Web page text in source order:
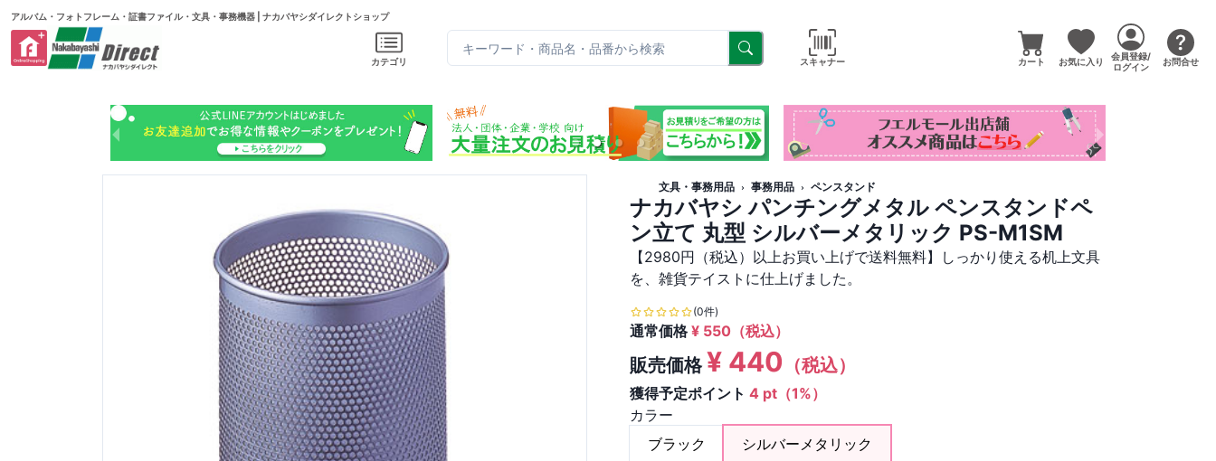
アルバム・フォトフレーム・証書ファイル・文具・事務機器 | ナカバヤシダイレクトショップ
カテゴリ スキャナー カート お気に入り
会員登録/
ログイン
お問合せ
文具・事務用品 事務用品 ペンスタンド
ナカバヤシ パンチングメタル ペンスタンドペ
ン立て 丸型 シルバーメタリック PS-M1SM
【2980円（税込）以上お買い上げで送料無料】しっかり使える机上文具
を、雑貨テイストに仕上げました。
(0件)
通常価格¥ 550 （税込）
販売価格¥ 440 （税込）
獲得予定ポイント 4 pt（1%）
カラー
ブラック
シルバーメタリック